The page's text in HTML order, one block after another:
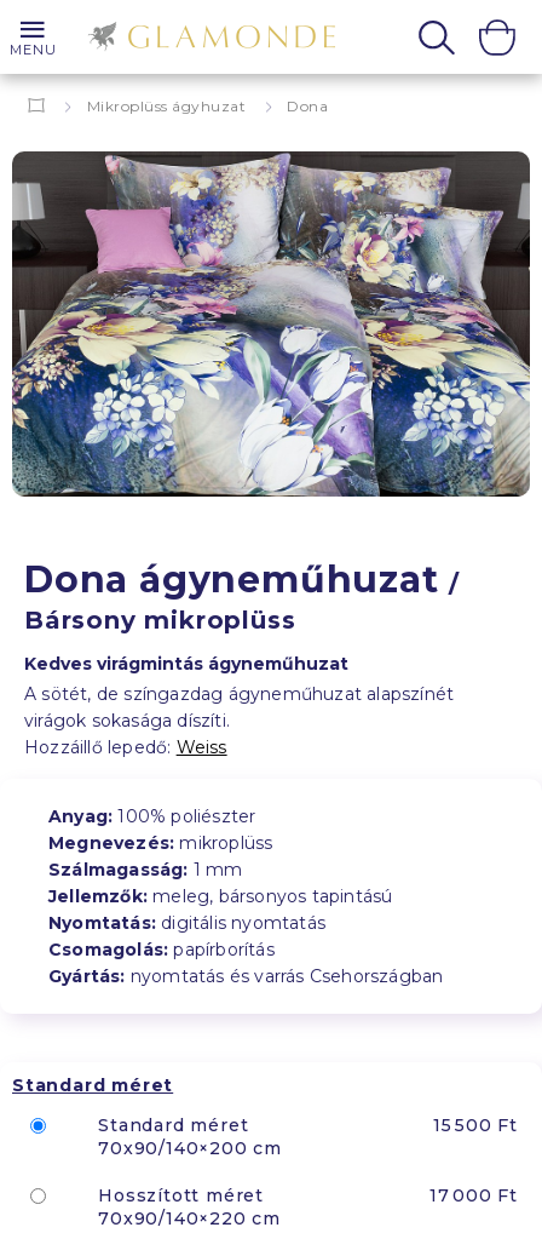
MENU
Mikroplüss ágyhuzat Dona
Dona ágyneműhuzat/
Bársony mikroplüss
Kedves virágmintás ágyneműhuzat
A sötét, de színgazdag ágyneműhuzat alapszínét
virágok sokasága díszíti.
Hozzáillő lepedő: Weiss
Anyag: 100% poliészter
Megnevezés: mikroplüss
Szálmagasság: 1 mm
Jellemzők: meleg, bársonyos tapintású
Nyomtatás: digitális nyomtatás
Csomagolás: papírborítás
Gyártás: nyomtatás és varrás Csehországban
Standard méret
Standard méret
70x90/140×200 cm
15 500 Ft
Hosszított méret
70x90/140×220 cm
17 000 Ft